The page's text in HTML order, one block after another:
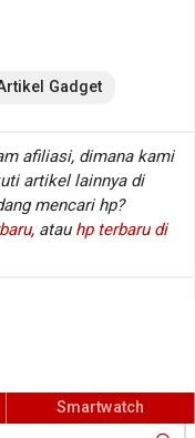
berbasis AI seperti
mengenali
foto dalam
kamera
juga menyebut
Gadget
afiliasi, dimana kami
artikel lainnya di
mencari hp?
, atau hp terbaru di
Smartwatch